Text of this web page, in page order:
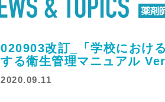
020903改訂_「学校におけ
する衛生管理マニュアル
2020.09.11